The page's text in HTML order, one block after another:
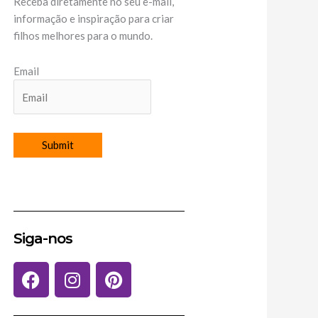
informação e inspiração para criar
filhos melhores para o mundo.
Email
Siga-nos
F
a
I
n
P
i